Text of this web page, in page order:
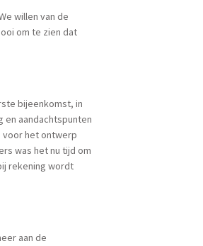
willen van de
om te zien dat
bijeenkomst, in
aandachtspunten
voor het ontwerp
was het nu tijd om
rekening wordt
aan de